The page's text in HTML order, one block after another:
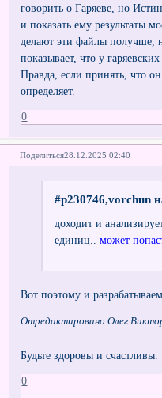
говорить о Гаряеве, но
и показать ему результаты
делают эти файлы получше,
показывает, что у
Правда, если принять, что
определяет.
0
Поделиться28.12.2025 02:40
#p230746,vorchun
доходит и
единиц.. может
Вот поэтому и
Отредактировано Олег
Будьте здоровы и счастливы.
0